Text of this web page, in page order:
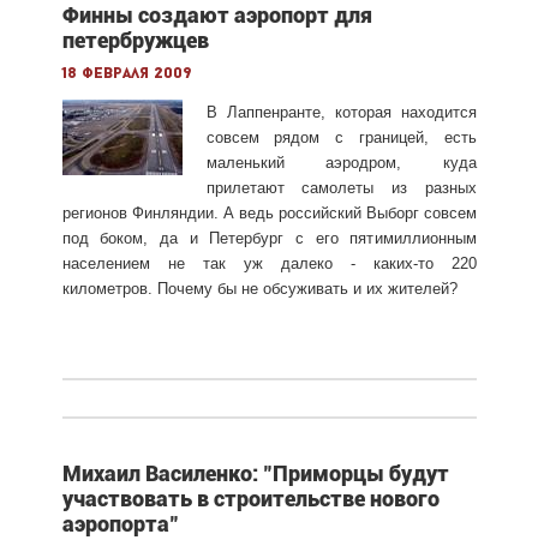
Финны создают аэропорт для
петербружцев
18 февраля 2009
В Лаппенранте, которая находится
совсем рядом с границей, есть
маленький аэродром, куда
прилетают самолеты из разных
регионов Финляндии. А ведь российский Выборг совсем
под боком, да и Петербург с его пятимиллионным
населением не так уж далеко - каких-то 220
километров. Почему бы не обсуживать и их жителей?
Михаил Василенко: "Приморцы будут
участвовать в строительстве нового
аэропорта"